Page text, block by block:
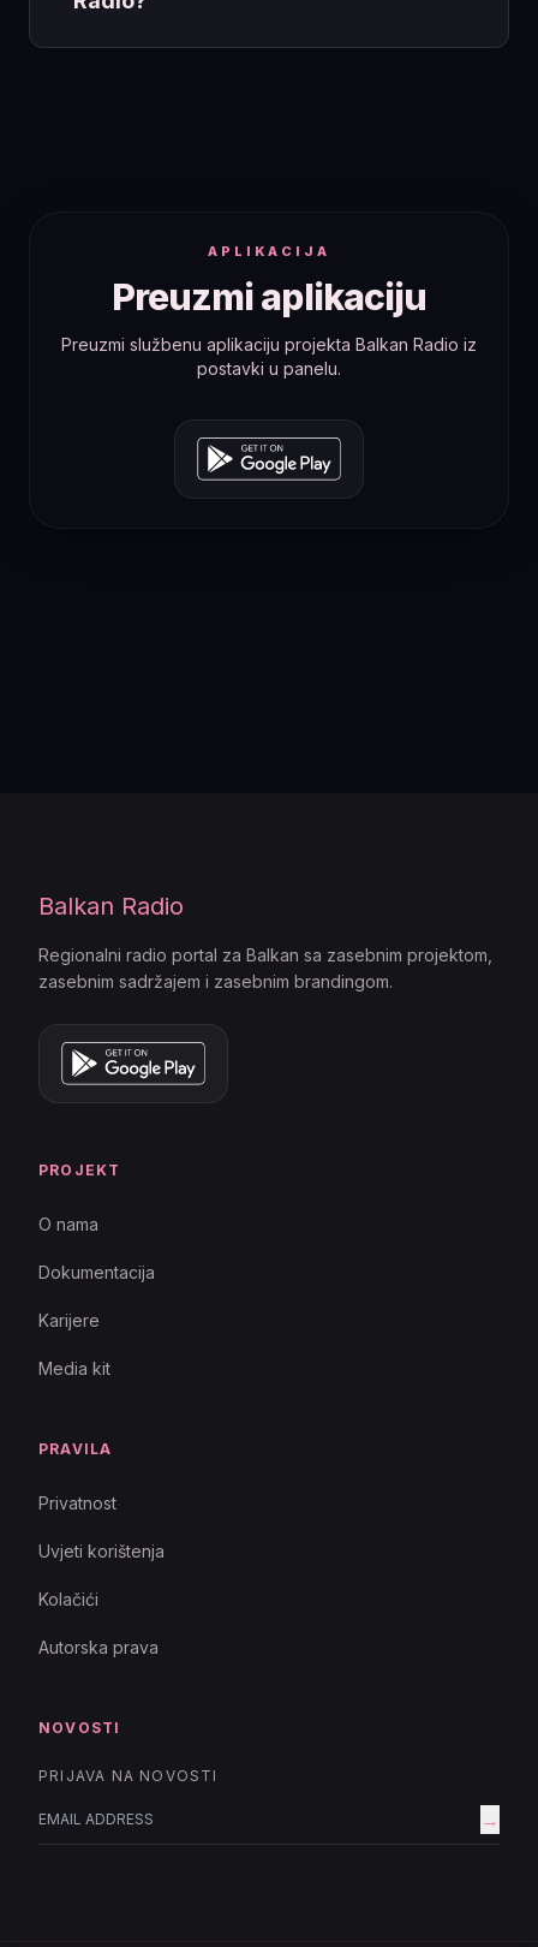
APLIKACIJA
Preuzmi aplikaciju
Preuzmi službenu aplikaciju projekta Balkan Radio iz
postavki u panelu.
Balkan Radio
Regionalni radio portal za Balkan sa zasebnim projektom,
zasebnim sadržajem i zasebnim brandingom.
PROJEKT
O nama
Dokumentacija
Karijere
Media kit
PRAVILA
Privatnost
Uvjeti korištenja
Kolačići
Autorska prava
NOVOSTI
PRIJAVA NA NOVOSTI
→